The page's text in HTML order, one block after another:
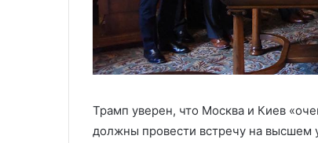
Трамп уверен, что Москва и Киев
должны провести встречу на высшем